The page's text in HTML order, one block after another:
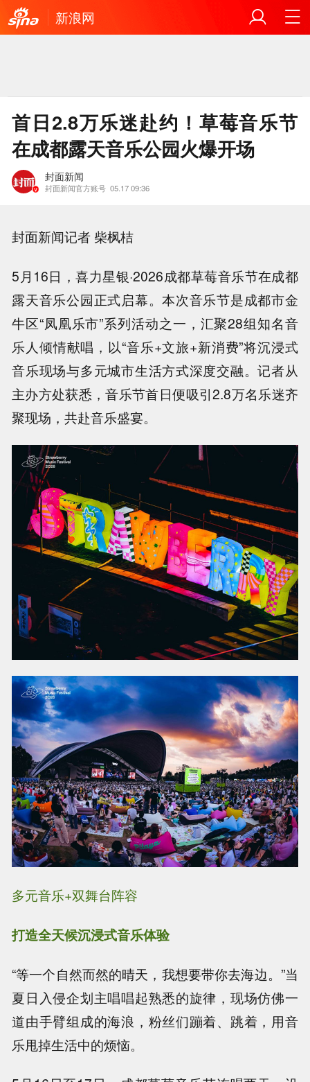
新浪网
首日2.8万乐迷赴约！草莓音乐节
在成都露天音乐公园火爆开场
封面新闻
封面新闻官方账号 05.17 09:36
封面新闻记者 柴枫桔
5月16日，喜力星银·2026成都草莓音乐节在成都
露天音乐公园正式启幕。本次音乐节是成都市金
牛区“凤凰乐市”系列活动之一，汇聚28组知名音
乐人倾情献唱，以“音乐+文旅+新消费”将沉浸式
音乐现场与多元城市生活方式深度交融。记者从
主办方处获悉，音乐节首日便吸引2.8万名乐迷齐
聚现场，共赴音乐盛宴。
多元音乐+双舞台阵容
打造全天候沉浸式音乐体验
“等一个自然而然的晴天，我想要带你去海边。”当
夏日入侵企划主唱唱起熟悉的旋律，现场仿佛一
道由手臂组成的海浪，粉丝们蹦着、跳着，用音
乐甩掉生活中的烦恼。